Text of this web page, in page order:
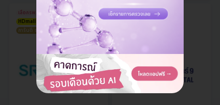
เลือกรพ. ได้ทั่วกทม.
HDmall คัดมาให้แล้ว
การันตี ราคาดีที่สุด
เลือกรพ. ได้ทั่วกทม.
HDmall คัดมาให้แล้ว